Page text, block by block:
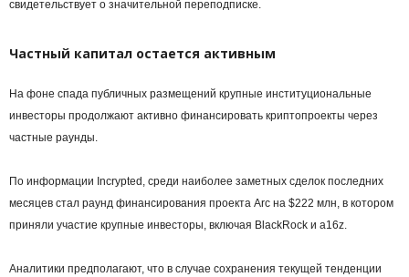
свидетельствует о значительной переподписке.
Частный капитал остается активным
На фоне спада публичных размещений крупные институциональные
инвесторы продолжают активно финансировать криптопроекты через
частные раунды.
По информации Incrypted, среди наиболее заметных сделок последних
месяцев стал раунд финансирования проекта Arc на $222 млн, в котором
приняли участие крупные инвесторы, включая BlackRock и a16z.
Аналитики предполагают, что в случае сохранения текущей тенденции